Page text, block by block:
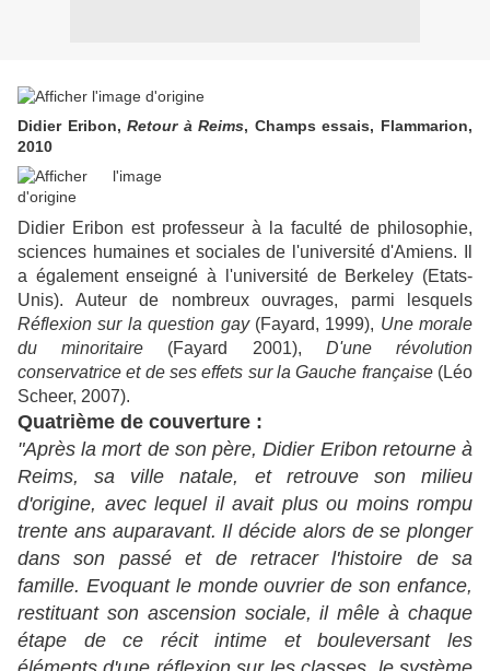
Didier Eribon,Retour à Reims, Champs essais, Flammarion,
2010
Didier Eribon est professeur à la faculté de philosophie,
sciences humaines et sociales de l'université d'Amiens. Il
a également enseigné à l'université de Berkeley (Etats-
Unis). Auteur de nombreux ouvrages, parmi lesquels
Réflexion sur la question gay(Fayard, 1999), Une morale
du minoritaire (Fayard 2001), D'une révolution
conservatrice et de ses effets sur la Gauche française(Léo
Scheer, 2007).
Quatrième de couverture :
"Après la mort de son père, Didier Eribon retourne à
Reims, sa ville natale, et retrouve son milieu
d'origine, avec lequel il avait plus ou moins rompu
trente ans auparavant. Il décide alors de se plonger
dans son passé et de retracer l'histoire de sa
famille. Evoquant le monde ouvrier de son enfance,
restituant son ascension sociale, il mêle à chaque
étape de ce récit intime et bouleversant les